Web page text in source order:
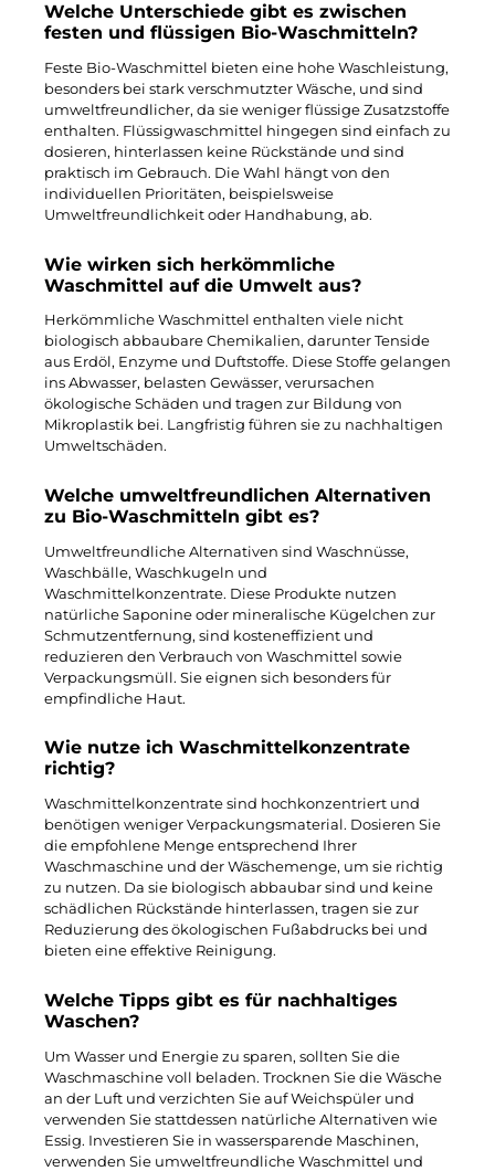
Welche Unterschiede gibt es zwischen
festen und flüssigen Bio-Waschmitteln?
Feste Bio-Waschmittel bieten eine hohe Waschleistung,
besonders bei stark verschmutzter Wäsche, und sind
umweltfreundlicher, da sie weniger flüssige Zusatzstoffe
enthalten. Flüssigwaschmittel hingegen sind einfach zu
dosieren, hinterlassen keine Rückstände und sind
praktisch im Gebrauch. Die Wahl hängt von den
individuellen Prioritäten, beispielsweise
Umweltfreundlichkeit oder Handhabung, ab.
Wie wirken sich herkömmliche
Waschmittel auf die Umwelt aus?
Herkömmliche Waschmittel enthalten viele nicht
biologisch abbaubare Chemikalien, darunter Tenside
aus Erdöl, Enzyme und Duftstoffe. Diese Stoffe gelangen
ins Abwasser, belasten Gewässer, verursachen
ökologische Schäden und tragen zur Bildung von
Mikroplastik bei. Langfristig führen sie zu nachhaltigen
Umweltschäden.
Welche umweltfreundlichen Alternativen
zu Bio-Waschmitteln gibt es?
Umweltfreundliche Alternativen sind Waschnüsse,
Waschbälle, Waschkugeln und
Waschmittelkonzentrate. Diese Produkte nutzen
natürliche Saponine oder mineralische Kügelchen zur
Schmutzentfernung, sind kosteneffizient und
reduzieren den Verbrauch von Waschmittel sowie
Verpackungsmüll. Sie eignen sich besonders für
empfindliche Haut.
Wie nutze ich Waschmittelkonzentrate
richtig?
Waschmittelkonzentrate sind hochkonzentriert und
benötigen weniger Verpackungsmaterial. Dosieren Sie
die empfohlene Menge entsprechend Ihrer
Waschmaschine und der Wäschemenge, um sie richtig
zu nutzen. Da sie biologisch abbaubar sind und keine
schädlichen Rückstände hinterlassen, tragen sie zur
Reduzierung des ökologischen Fußabdrucks bei und
bieten eine effektive Reinigung.
Welche Tipps gibt es für nachhaltiges
Waschen?
Um Wasser und Energie zu sparen, sollten Sie die
Waschmaschine voll beladen. Trocknen Sie die Wäsche
an der Luft und verzichten Sie auf Weichspüler und
verwenden Sie stattdessen natürliche Alternativen wie
Essig. Investieren Sie in wassersparende Maschinen,
verwenden Sie umweltfreundliche Waschmittel und